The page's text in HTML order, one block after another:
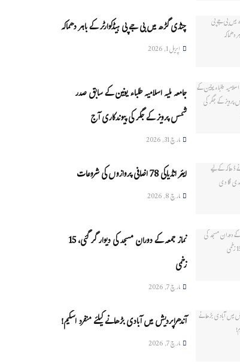
چنڈی گڑھ میں بی جے پی ہیڈکوارٹر کے باہر دھماکہ
اپریل 1, 2026
جامعہ ملیہ اسلامیہ طلباء یونین کے سابق صدر
شمس پرویز کے جگر کی پیوندکاری آج
مارچ 31, 2026
ایئر انڈیاکی 78 اضافی پروازوں کی شروعات
مارچ 8, 2026
نماز جمعہ کے دوران مسجد کی دیوار گر گئی، 15
زخمی
مارچ 7, 2026
آندھراپردیش میں آبادی بڑھانے کیلئے منفرد اسکیم!
مارچ 7, 2026